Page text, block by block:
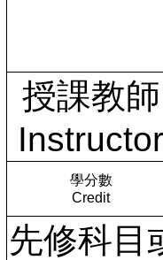
授課教師
Instructor
學分數
Credit
先修科目